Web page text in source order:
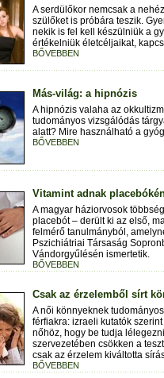
A serdülőkor nemcsak a
szülőket is próbára teszik.
nekik is fel kell készülniük a
értékelniük életcéljaikat,
BŐVEBBEN
Más-világ: a hipnózis
A hipnózis valaha az
tudományos vizsgálódás
alatt? Mire használható a
BŐVEBBEN
Vitamint adnak
A magyar háziorvosok
placebót – derült ki az első,
felmérő tanulmányból,
Pszichiátriai Társaság
Vándorgyűlésén ismertetik.
BŐVEBBEN
Csak az érzelemből sírt
A női könnyeknek
férfiakra: izraeli kutatók
nőhöz, hogy be tudja
szervezetében csökken a
csak az érzelem kiváltotta
BŐVEBBEN